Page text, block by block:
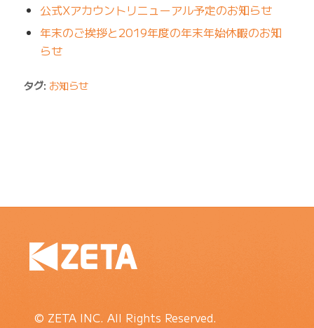
公式Xアカウントリニューアル予定のお知らせ
年末のご挨拶と2019年度の年末年始休暇のお知
らせ
タグ: お知らせ
© ZETA INC. All Rights Reserved.